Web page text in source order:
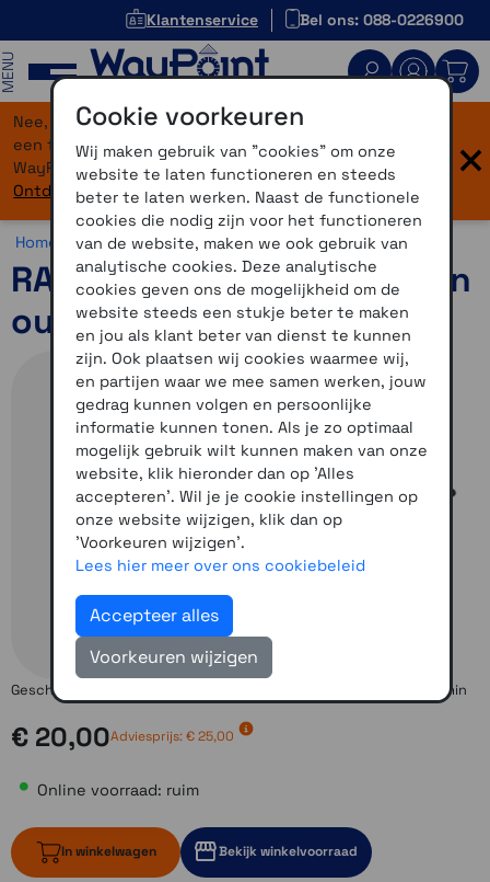
Klantenservice Bel ons: 088-0226900
Nee, je bent niet verdwaald! Onze website heeft
een flinke upgrade gekregen. Dezelfde vertrouwde
WayPoint-service, maar dan in een modern jasje.
Ontdek hier wat er allemaal nieuw is.
×
Home >Motor >Montage >RAM Mounts >Houders
RAM-Mount houder Garmin
outdoor
Geschikt voor een groot deel van de outdoor toestellen van Garmin
€ 20,00Adviesprijs:€ 25,00
Online voorraad: ruim
In winkelwagen Bekijk winkelvoorraad
Cookie voorkeuren
Wij maken gebruik van "cookies" om onze
website te laten functioneren en steeds
beter te laten werken. Naast de functionele
cookies die nodig zijn voor het functioneren
van de website, maken we ook gebruik van
analytische cookies. Deze analytische
cookies geven ons de mogelijkheid om de
website steeds een stukje beter te maken
en jou als klant beter van dienst te kunnen
zijn. Ook plaatsen wij cookies waarmee wij,
en partijen waar we mee samen werken, jouw
gedrag kunnen volgen en persoonlijke
informatie kunnen tonen. Als je zo optimaal
mogelijk gebruik wilt kunnen maken van onze
website, klik hieronder dan op 'Alles
accepteren'. Wil je je cookie instellingen op
onze website wijzigen, klik dan op
'Voorkeuren wijzigen'.
Lees hier meer over ons cookiebeleid
Accepteer alles
Voorkeuren wijzigen